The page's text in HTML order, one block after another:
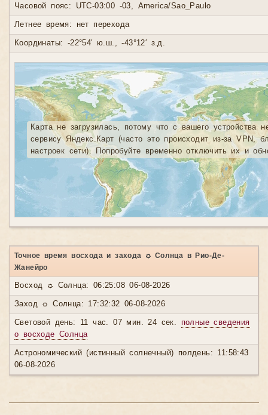
Часовой пояс: UTC-03:00 -03, America/Sao_Paulo
Летнее время: нет перехода
Координаты: -22°54′ ю.ш., -43°12′ з.д.
Карта не загрузилась, потому что с вашего устройства
сервису Яндекс.Карт (часто это происходит из-за VPN,
настроек сети). Попробуйте временно отключить их и
Точное время восхода и захода ☼ Солнца в Рио-Де-
Жанейро
Восход ☼ Солнца: 06:25:08 06-08-2026
Заход ☼ Солнца: 17:32:32 06-08-2026
Световой день: 11 час. 07 мин. 24 сек. полные сведения
о восходе Солнца
Астрономический (истинный солнечный) полдень: 11:58:43
06-08-2026